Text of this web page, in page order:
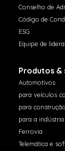
Conselho de
Código de
ESG
Equipe de
Produtos &
Automotivos
para veículos
para construção
para a
Ferrovia
Telemática e